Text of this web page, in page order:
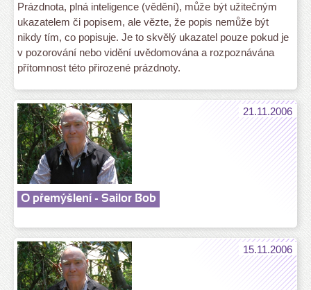
Prázdnota, plná inteligence (vědění), může být užitečným
ukazatelem či popisem, ale vězte, že popis nemůže být
nikdy tím, co popisuje. Je to skvělý ukazatel pouze pokud je
v pozorování nebo vidění uvědomována a rozpoznávána
přítomnost této přirozené prázdnoty.
21.11.2006
O přemýšlení - Sailor Bob
15.11.2006